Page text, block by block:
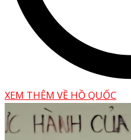
XEM THÊM VỀ HỒ QUỐC